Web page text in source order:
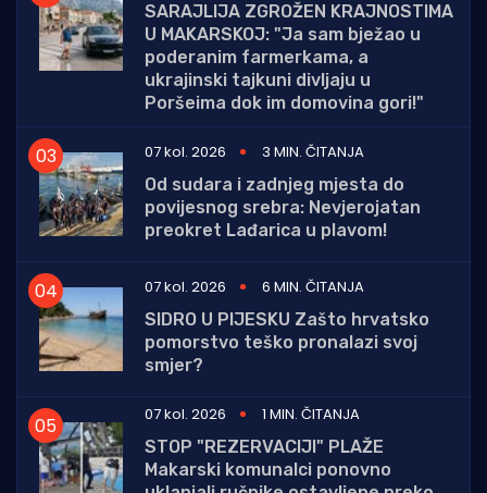
SARAJLIJA ZGROŽEN KRAJNOSTIMA
U MAKARSKOJ: "Ja sam bježao u
poderanim farmerkama, a
ukrajinski tajkuni divljaju u
Poršeima dok im domovina gori!"
07 kol. 2026
3 MIN. ČITANJA
Od sudara i zadnjeg mjesta do
povijesnog srebra: Nevjerojatan
preokret Lađarica u plavom!
07 kol. 2026
6 MIN. ČITANJA
SIDRO U PIJESKU Zašto hrvatsko
pomorstvo teško pronalazi svoj
smjer?
07 kol. 2026
1 MIN. ČITANJA
STOP "REZERVACIJI" PLAŽE
Makarski komunalci ponovno